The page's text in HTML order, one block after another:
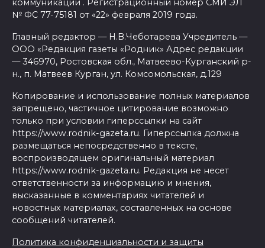
№ ФС 77-75181 от «22» февраля 2019 года.
Главный редактор — Н.В.Чеботарева Учредитель —
ООО «Редакция газеты «Родник» Адрес редакции
— 346970, Ростовская обл., Матвеево-Курганский р-
н., п. Матвеев Курган, ул. Комсомольская, д.129
Копирование и использование полных материалов
запрещено, частичное цитирование возможно
только при условии гиперссылки на сайт
https://www.rodnik-gazeta.ru. Гиперссылка должна
размещаться непосредственно в тексте,
воспроизводящем оригинальный материал
https://www.rodnik-gazeta.ru. Редакция не несет
ответственности за информацию и мнения,
высказанные в комментариях читателей и
новостных материалах, составленных на основе
сообщений читателей.
Политика конфиденциальности и защиты